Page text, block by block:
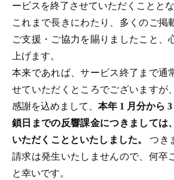
ービスを終了させていただくこととな
これまで長きにわたり、多くのご掲
ご支援・ご協力を賜りましたこと、
上げます。
本来であれば、サービス終了まで通
せていただくところでございますが
感謝を込めまして、 本年 1 月分から
鎖日までの反響課金につきましては
いただくことといたしました。つき
請求は発生いたしませんので、何卒
と幸いです。